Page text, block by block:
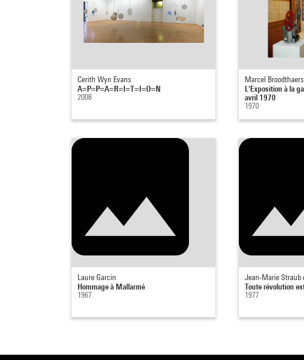
Cerith Wyn Evans
A=P=P=A=R=I=T=I=O=N
2008
Marcel Broodthaers
L'Exposition à la
avril 1970
1970
Laure Garcin
Hommage à Mallarmé
1967
Jean-Marie Straub
Toute révolution
1977